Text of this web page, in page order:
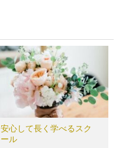
安心して長く学べるスク
ール